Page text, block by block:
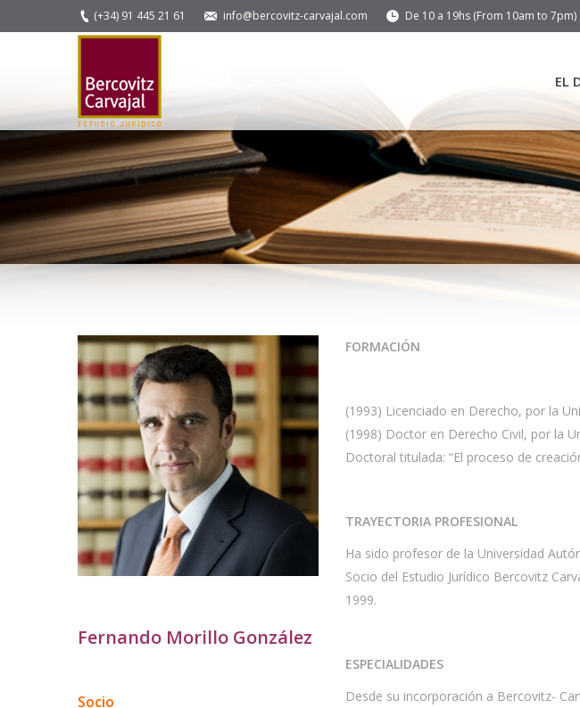
(+34) 91 445 21 61 info@bercovitz-carvajal.com De 10 a 19hs (From 10am to 7pm)
EL
You are here:
Fernando Morillo González
Socio
FORMACIÓN
(1993) Licenciado en Derecho, por la
(1998) Doctor en Derecho Civil, por la
Doctoral titulada: “El proceso de
TRAYECTORIA PROFESIONAL
Ha sido profesor de la Universidad
Socio del Estudio Jurídico Bercovitz
1999.
ESPECIALIDADES
Desde su incorporación a Bercovitz-